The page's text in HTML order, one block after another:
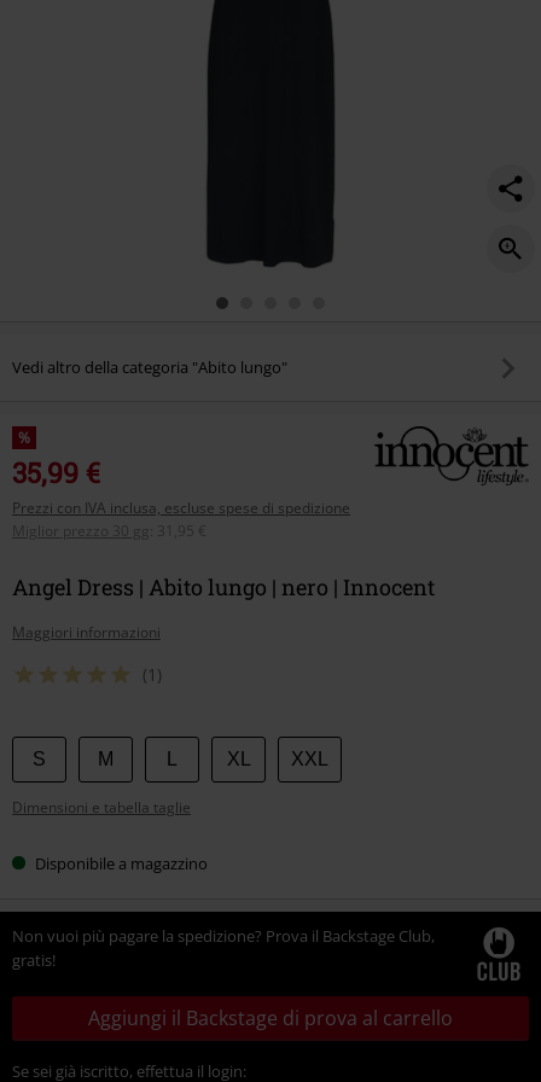
Vedi altro della categoria "Abito lungo"
%
35,99 €
Prezzi con IVA inclusa, escluse spese di spedizione
Miglior prezzo 30 gg
31,95 €
Angel Dress | Abito lungo | nero | Innocent
Maggiori informazioni
(1)
Scegli
la
tua
S M XL XXL
Dimensioni e tabella taglie
Disponibile a magazzino
Non vuoi più pagare la spedizione? Prova il Backstage Club,
gratis!
Aggiungi il Backstage di prova al carrello
Se sei già iscritto, effettua il login: